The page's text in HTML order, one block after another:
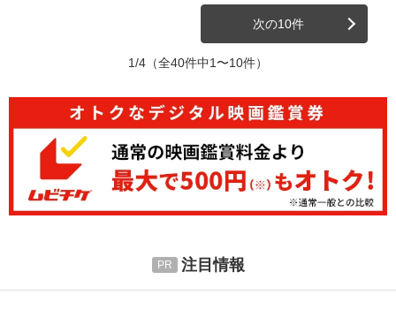
次の10件
1/4 （全40件中1〜10件）
注目情報